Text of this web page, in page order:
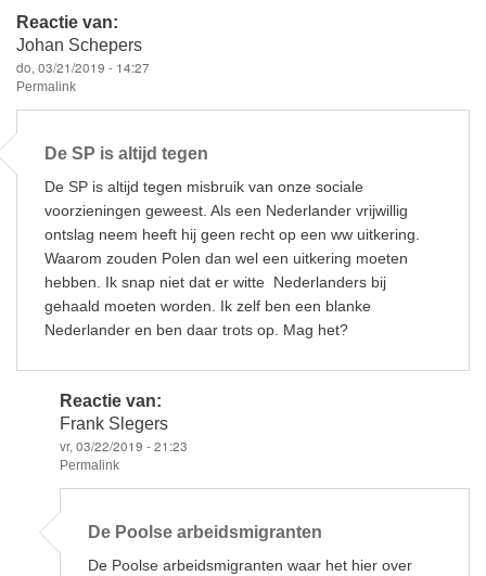
Reactie van:
Johan Schepers
do, 03/21/2019 - 14:27
Permalink
De SP is altijd tegen
De SP is altijd tegen misbruik van onze sociale
voorzieningen geweest. Als een Nederlander vrijwillig
ontslag neem heeft hij geen recht op een ww uitkering.
Waarom zouden Polen dan wel een uitkering moeten
hebben. Ik snap niet dat er witte Nederlanders bij
gehaald moeten worden. Ik zelf ben een blanke
Nederlander en ben daar trots op. Mag het?
Reactie van:
Frank Slegers
vr, 03/22/2019 - 21:23
Permalink
antwoord
De
De Poolse arbeidsmigranten
De Poolse arbeidsmigranten waar het hier over